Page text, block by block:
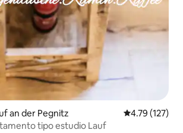
an der Pegnitz Calificación
4.79 (127)
tipo estudio Lauf